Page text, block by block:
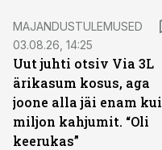
MAJANDUSTULEMUSED
03.08.26, 14:25
Uut juhti otsiv Via 3L
ärikasum kosus, aga
joone alla jäi enam kui
miljon kahjumit. “Oli
keerukas”